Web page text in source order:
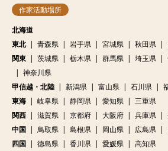
作家活動場所
北海道
東北
青森県 岩手県 宮城県 秋田県
関東
茨城県 栃木県 群馬県 埼玉県
神奈川県
甲信越・北陸
新潟県 富山県 石川県
東海
岐阜県 静岡県 愛知県
三重県
関西
滋賀県 京都府 大阪府 兵庫県
中国
鳥取県 島根県 岡山県 広島県
四国
徳島県 香川県 愛媛県
高知県